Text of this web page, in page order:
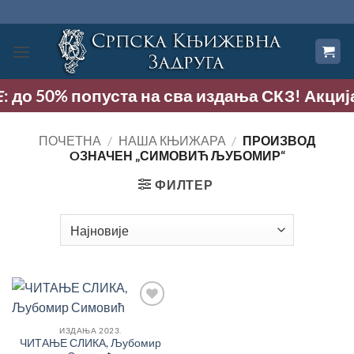
на
садржај
50% попуста на сва издања СКЗ! Акција
ПОЧЕТНА / НАША КЊИЖАРА / ПРОИЗВОД
OЗНАЧЕН „СИМОВИЋ ЉУБОМИР“
ФИЛТЕР
жеља
ИЗДАЊА 2023.
ЧИТАЊЕ СЛИКА, Љубомир